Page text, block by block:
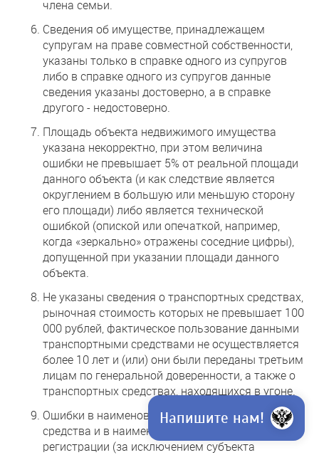
члена семьи.
Сведения об имуществе, принадлежащем
супругам на праве совместной собственности,
указаны только в справке одного из супругов
либо в справке одного из супругов данные
сведения указаны достоверно, а в справке
другого - недостоверно.
Площадь объекта недвижимого имущества
указана некорректно, при этом величина
ошибки не превышает 5% от реальной площади
данного объекта (и как следствие является
округлением в большую или меньшую сторону
его площади) либо является технической
ошибкой (опиской или опечаткой, например,
когда «зеркально» отражены соседние цифры),
допущенной при указании площади данного
объекта.
Не указаны сведения о транспортных средствах,
рыночная стоимость которых не превышает 100
000 рублей, фактическое пользование данными
транспортными средствами не осуществляется
более 10 лет и (или) они были переданы третьим
лицам по генеральной доверенности, а также о
транспортных средствах, находящихся в угоне.
Ошибки в наименовании вида транспортного
средства и в наименовании места его
регистрации (за исключением субъекта
Напишите нам!